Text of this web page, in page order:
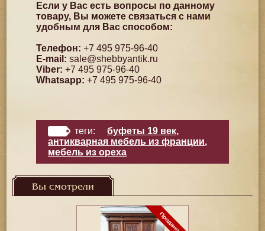
Если у Вас есть вопросы по данному
товару, Вы можете связаться с нами
удобным для Вас способом:
Телефон: +7 495 975-96-40
E-mail: sale@shebbyantik.ru
Viber: +7 495 975-96-40
Whatsapp: +7 495 975-96-40
теги: буфеты 19 век,
антикварная мебель из франции,
мебель из ореха
Вы смотрели